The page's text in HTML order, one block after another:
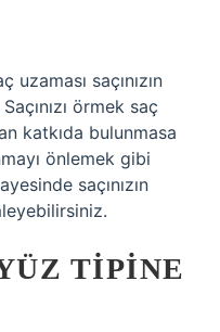
uzaması saçınızın
örmek saç
katkıda bulunmasa
önlemek gibi
saçınızın
TIPINE